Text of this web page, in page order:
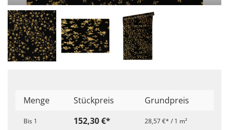
Menge Stückpreis Grundpreis
Bis 1 152,30 €* 28,57 €* / 1 m²